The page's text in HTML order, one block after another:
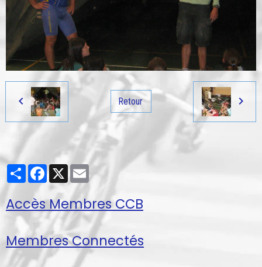
Retour
PartagerFacebook
X Email
Accès Membres CCB
Membres Connectés